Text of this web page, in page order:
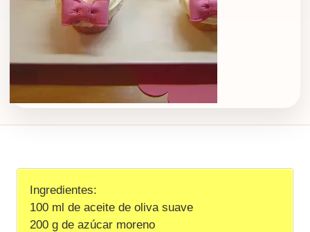
Ingredientes:
100 ml de aceite de oliva suave
200 g de azúcar moreno